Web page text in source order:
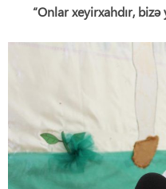
“Onlar xeyirxahdır,